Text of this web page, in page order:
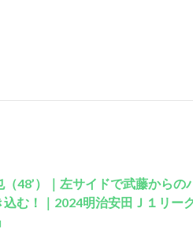
（48’）｜左サイドで武藤から
む！｜2024明治安田Ｊ１リー